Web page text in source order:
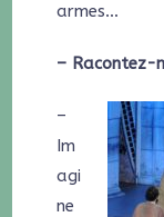
armes…
– Racontez-
–
Im
agi
ne